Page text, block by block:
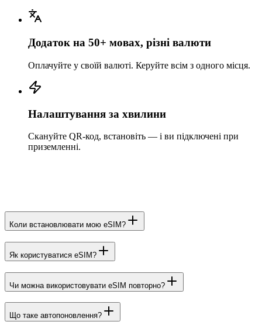
Додаток на 50+ мовах, різні валюти
Оплачуйте у своїй валюті. Керуйте всім з одного місця.
Налаштування за хвилини
Скануйте QR-код, встановіть — і ви підключені при
приземленні.
Коли встановлювати мою eSIM?
Як користуватися eSIM?
Чи можна використовувати eSIM повторно?
Що таке автопоновлення?